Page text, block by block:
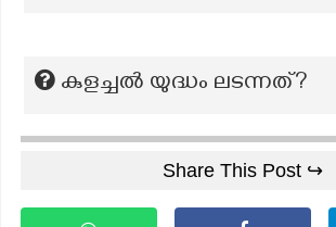
കുളച്ചല്‍ യുദ്ധം ലടന്നത്?
Share This Post ↪